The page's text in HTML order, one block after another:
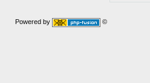
Powered by ©